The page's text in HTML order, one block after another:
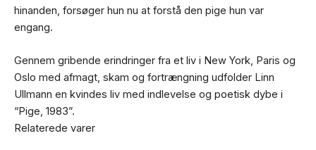
hinanden, forsøger hun nu at forstå den pige hun var
engang.
Gennem gribende erindringer fra et liv i New York, Paris og
Oslo med afmagt, skam og fortrængning udfolder Linn
Ullmann en kvindes liv med indlevelse og poetisk dybe i
“Pige, 1983”.
Relaterede varer